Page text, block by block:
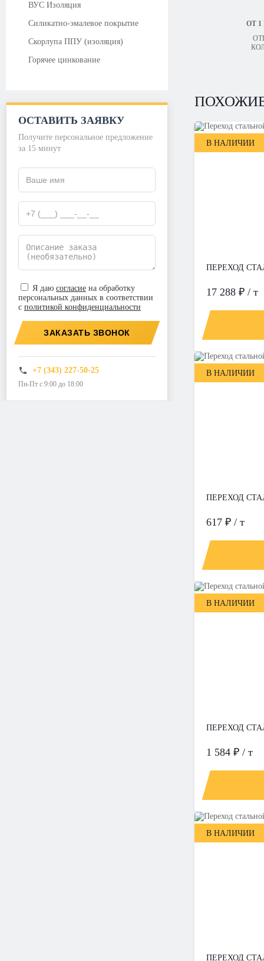
ВУС Изоляция
Силикатно-эмалевое покрытие
Скорлупа ППУ (изоляция)
Горячее цинкование
ОСТАВИТЬ ЗАЯВКУ
Получите персональное предложение
за 15 минут
Я даю согласие на обработку
персональных данных в соответствии
с политикой конфиденциальности
ЗАКАЗАТЬ ЗВОНОК
+7 (343) 227-50-25
Пн-Пт с 9:00 до 18:00
ОТ
В НАЛИЧИИ
ПЕРЕХОД
17 288 ₽ / т
В НАЛИЧИИ
ПЕРЕХОД
617 ₽ / т
В НАЛИЧИИ
ПЕРЕХОД
1 584 ₽ / т
В НАЛИЧИИ
ПЕРЕХОД